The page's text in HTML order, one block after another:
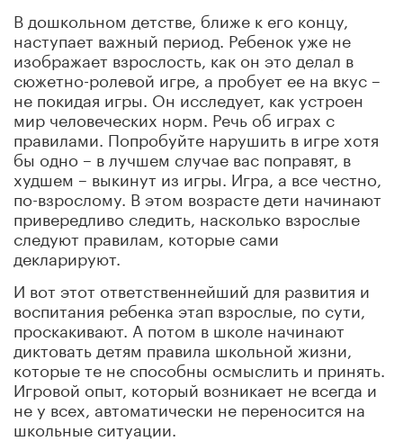
В дошкольном детстве, ближе к его концу,
наступает важный период. Ребенок уже не
изображает взрослость, как он это делал в
сюжетно-ролевой игре, а пробует ее на вкус –
не покидая игры. Он исследует, как устроен
мир человеческих норм. Речь об играх с
правилами. Попробуйте нарушить в игре хотя
бы одно – в лучшем случае вас поправят, в
худшем – выкинут из игры. Игра, а все честно,
по-взрослому. В этом возрасте дети начинают
привередливо следить, насколько взрослые
следуют правилам, которые сами
декларируют.
И вот этот ответственнейший для развития и
воспитания ребенка этап взрослые, по сути,
проскакивают. А потом в школе начинают
диктовать детям правила школьной жизни,
которые те не способны осмыслить и принять.
Игровой опыт, который возникает не всегда и
не у всех, автоматически не переносится на
школьные ситуации.